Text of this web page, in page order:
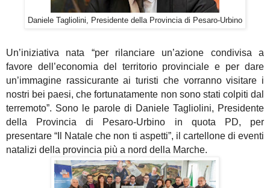
Daniele Tagliolini, Presidente della Provincia di Pesaro-Urbino
Un’iniziativa nata “per rilanciare un’azione condivisa a
favore dell’economia del territorio provinciale e per dare
un’immagine rassicurante ai turisti che vorranno visitare i
nostri bei paesi, che fortunatamente non sono stati colpiti dal
terremoto”. Sono le parole di Daniele Tagliolini, Presidente
della Provincia di Pesaro-Urbino in quota PD, per
presentare “Il Natale che non ti aspetti”, il cartellone di eventi
natalizi della provincia più a nord della Marche.